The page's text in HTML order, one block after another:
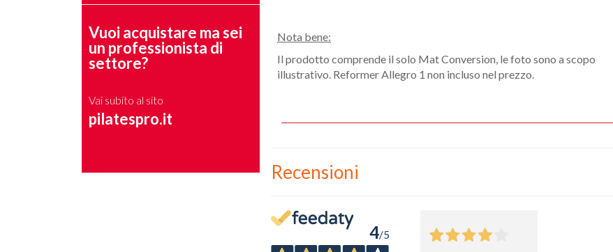
Telefono / Cellulare
Città
Un professionista
Vuoi acquistare ma sei
un professionista di
settore?
Vai subito al sito
pilatespro.it
Nota bene:
Il prodotto comprende il solo Mat Conversion, le foto sono a scopo
illustrativo. Reformer Allegro 1 non incluso nel prezzo.
Recensioni
4/5